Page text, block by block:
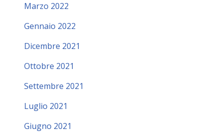
Marzo 2022
Gennaio 2022
Dicembre 2021
Ottobre 2021
Settembre 2021
Luglio 2021
Giugno 2021